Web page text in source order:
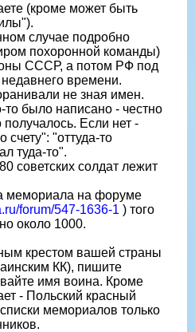
(кроме может быть
случае подробно
похоронной команды)
СССР, а потом РФ под
времени.
не зная имен.
то было написано - честно
Если нет -
счету": "оттуда-то
туда-то".
советских солдат лежит
мемориала на форуме
forum/547-1636-1 ) того
около 1000.
крестом вашей страны
КК), пишите
имя воина. Кроме
- Польский красный
мемориалов только